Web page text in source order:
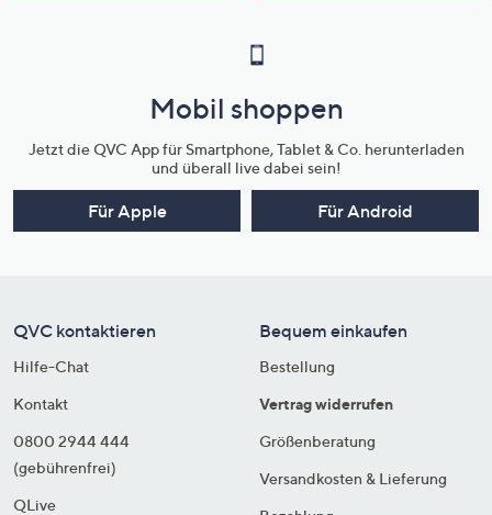
Mobil shoppen
Jetzt die QVC App für Smartphone, Tablet & Co. herunterladen
und überall live dabei sein!
Für Apple Für Android
QVC kontaktieren
Hilfe-Chat
Kontakt
0800 2944 444
(gebührenfrei)
QLive
Bequem einkaufen
Bestellung
Vertrag widerrufen
Größenberatung
Versandkosten & Lieferung